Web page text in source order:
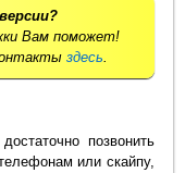
Вам поможет!
здесь.
позвонить
или скайпу,